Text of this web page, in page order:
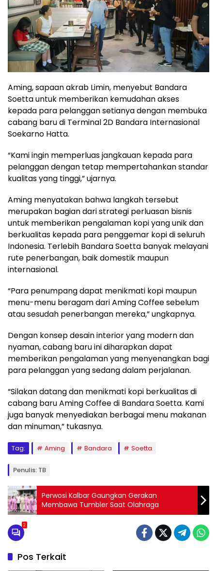
Aming, sapaan akrab Limin, menyebut Bandara
Soetta untuk memberikan kemudahan akses
kepada para pelanggan setianya dengan membuka
cabang baru di Terminal 2D Bandara Internasional
Soekarno Hatta.
“Kami ingin memperluas jangkauan kepada para
pelanggan dengan tetap mempertahankan standar
kualitas yang tinggi,” ujarnya.
Aming menyatakan bahwa langkah tersebut
merupakan bagian dari strategi perluasan bisnis
untuk memberikan pengalaman kopi yang unik dan
berkualitas kepada para penggemar kopi di seluruh
Indonesia. Terlebih Bandara Soetta banyak melayani
rute penerbangan, baik domestik maupun
internasional.
“Para penumpang dapat menikmati kopi maupun
menu-menu beragam dari Aming Coffee sebelum
atau sesudah penerbangan mereka,” ungkapnya.
Dengan konsep desain interior yang modern dan
nyaman, cabang baru ini diharapkan dapat
memberikan pengalaman yang menyenangkan bagi
para pelanggan yang sedang dalam perjalanan.
“Silakan datang dan menikmati kopi berkualitas di
cabang baru Aming Coffee di Bandara Soetta. Kami
juga banyak menyediakan berbagai menu makanan
dan minuman,” tukasnya.
Tag: Aming Bandara Soetta
Penulis: TB
Perwosi Kalbar Gaungkan Gerakan
Membawa Tumbler Saat Olahraga
2
Pos Terkait